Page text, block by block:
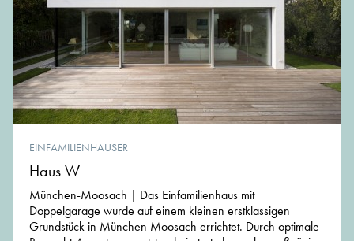
EINFAMILIENHÄUSER
Haus W
München-Moosach | Das Einfamilienhaus mit
Doppelgarage wurde auf einem kleinen erstklassigen
Grundstück in München Moosach errichtet. Durch optimale